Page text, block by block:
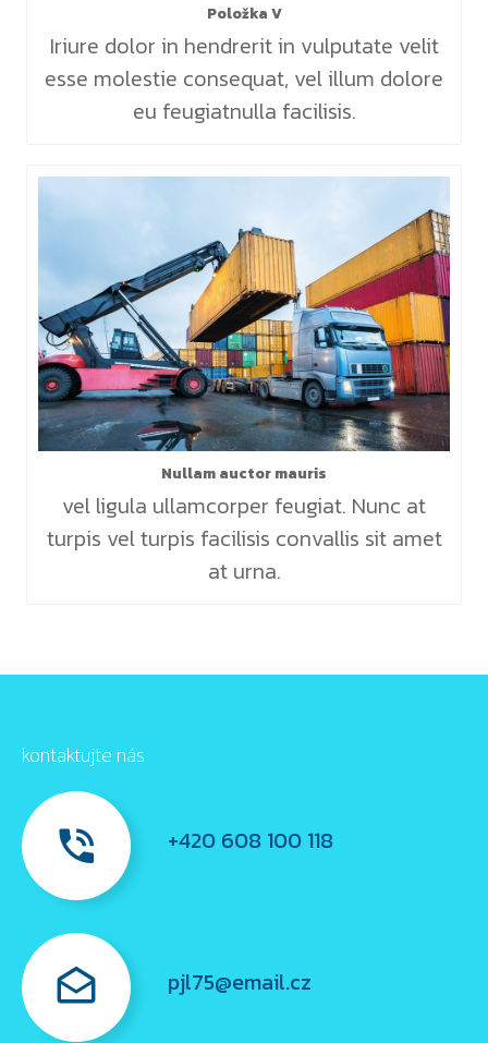
Položka V
Iriure dolor in hendrerit in vulputate velit
esse molestie consequat, vel illum dolore
eu feugiatnulla facilisis.
Nullam auctor mauris
vel ligula ullamcorper feugiat. Nunc at
turpis vel turpis facilisis convallis sit amet
at urna.
kontaktujte nás
+420 608 100 118
pjl75@email.cz